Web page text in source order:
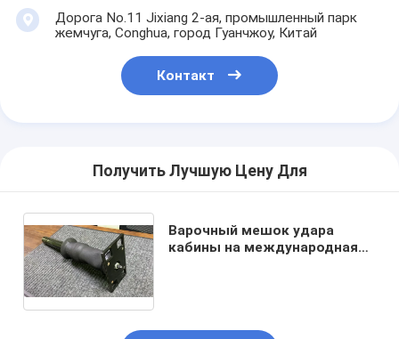
Дорога No.11 Jixiang 2-ая, промышленный парк
жемчуга, Conghua, город Гуанчжоу, Китай
Контакт
Получить Лучшую Цену Для
Варочный мешок удара
кабины на международная